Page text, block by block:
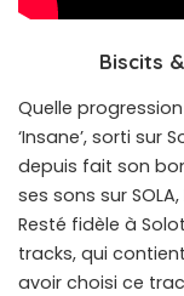
Biscits
Quelle
‘Insane’, sorti sur
depuis fait son
ses sons sur
Resté fidèle à
tracks, qui
avoir choisi ce